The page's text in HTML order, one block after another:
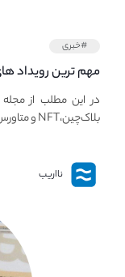
#خبری
معرفی بهترین
در این مطلب از مجله
بلاک‌چین،NFT و متاورس را معرفی می‌کنیم.
نااریب